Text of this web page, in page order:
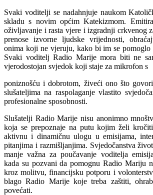
Svaki voditelji se nadahnjuje naukom
skladu s novim općim Katekizmom.
oživljavanje i rasta vjere i izgradnji crkvenog
prenose izvorne ljudske vrijednosti,
onima koji ne vjeruju, kako bi im se pomoglo
Svaki voditelj Radio Marije mora biti ne
vjerodostojan svjedok koji staje za mikrofon s
poniznošću i dobrotom, živeći ono što
slušateljima na raspolaganje vlastito
profesionalne sposobnosti.
Slušatelji Radio Marije nisu anonimno
koja se prepoznaje na putu kojim želi
aktivnu i dinamičnu ulogu u emisijama,
pitanjima i razmišljanjima. Svjedočanstva
manje važna za poučavanje voditelja
kada su pozvani da pomognu Radio Mariju
kroz molitvu, financijsku potporu i
blago Radio Marije koje treba zaštiti,
povećati.